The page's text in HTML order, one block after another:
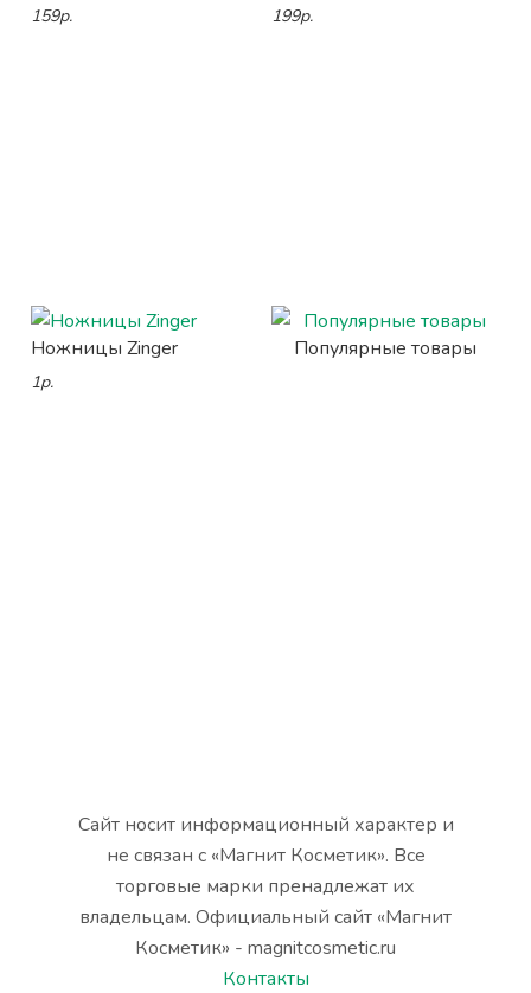
159р. 199р.
Ножницы Zinger
1р.
Популярные товары
Сайт носит информационный характер и
не связан с «Магнит Косметик». Все
торговые марки пренадлежат их
владельцам. Официальный сайт «Магнит
Косметик» - magnitcosmetic.ru
Контакты